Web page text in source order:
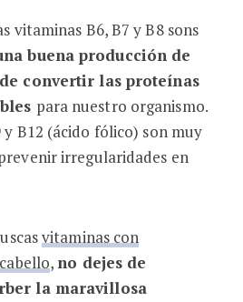
vitaminas B6, B7 y B8 sons
buena producción de
convertir las proteínas
para nuestro organismo.
B12 (ácido fólico) son muy
irregularidades en
vitaminas con
, no dejes de
la maravillosa